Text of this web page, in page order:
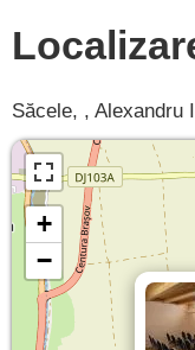
Săcele, , Alexandru
+
−